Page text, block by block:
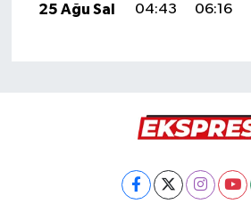
25 Ağu Sal
04:43 06:16